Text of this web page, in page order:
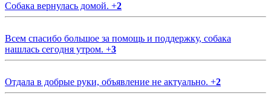
Собака вернулась домой. +2
Всем спасибо большое за помощь и поддержку, собака
нашлась сегодня утром. +3
Отдала в добрые руки, объявление не актуально. +2